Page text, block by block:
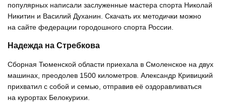
популярных написали заслуженные мастера спорта Николай
Никитин и Василий Духанин. Скачать их методички можно
на сайте федерации городошного спорта России.
Надежда на Стребкова
Сборная Тюменской области приехала в Смоленское на двух
машинах, преодолев 1500 километров. Александр Кривицкий
прихватил с собой и семью, отправив её оздоравливаться
на курортах Белокурихи.